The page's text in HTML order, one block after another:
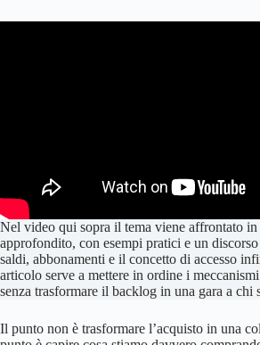
Nel video qui sopra il tema viene affrontato
approfondito, con esempi pratici e un
saldi, abbonamenti e il concetto di accesso
articolo serve a mettere in ordine i
senza trasformare il backlog in una gara a chi
Il punto non è trasformare l’acquisto in una